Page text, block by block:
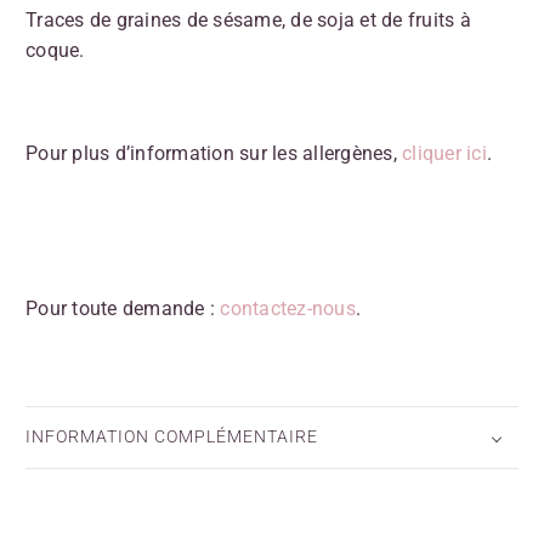
Traces de graines de sésame, de soja et de fruits à
coque.
Pour plus d’information sur les allergènes, cliquer ici.
Pour toute demande : contactez-nous.
INFORMATION COMPLÉMENTAIRE